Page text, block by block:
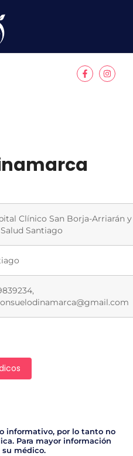
Clínico San Borja-Arriarán
Salud Santiago
informativo, por lo tanto no
Para mayor información
médico.